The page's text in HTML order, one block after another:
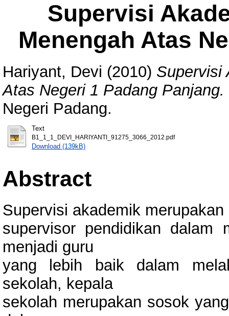
Supervisi
Menengah Atas
Hariyant, Devi (2010) Supervisi
Atas Negeri 1 Padang Panjang.
Negeri Padang.
Text
B1_1_1_DEVI_HARIYANTI_91275_3066_2012.pdf
Download (139kB)
Abstract
Supervisi akademik
supervisor pendidikan dalam
menjadi guru
yang lebih baik dalam
sekolah, kepala
sekolah merupakan sosok